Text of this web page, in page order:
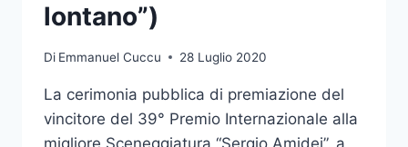
lontano”)
Di Emmanuel Cuccu 28 Luglio 2020
La cerimonia pubblica di premiazione del
vincitore del 39° Premio Internazionale alla
migliore Sceneggiatura “Sergio Amidei”, a